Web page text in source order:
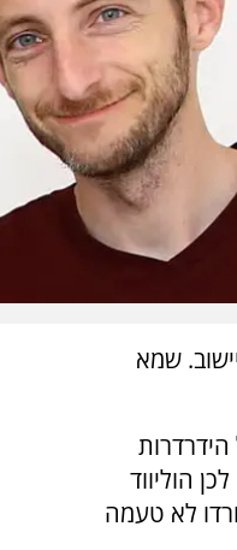
שמא
הידרדרות
הוליווד
לא טעמה